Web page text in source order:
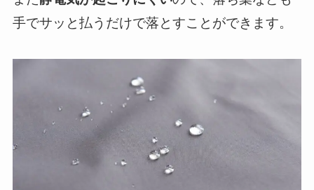
手でサッと払うだけで落とすことができます。